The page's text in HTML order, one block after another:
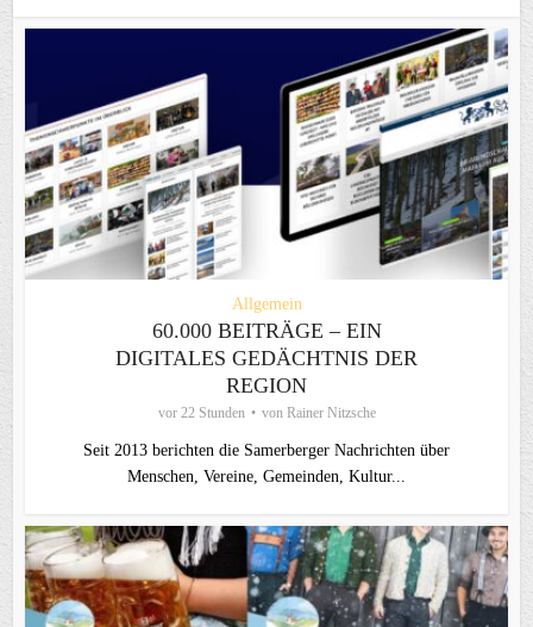
Allgemein
60.000 BEITRÄGE – EIN
DIGITALES GEDÄCHTNIS DER
REGION
vor 22 Stunden von Rainer Nitzsche
Seit 2013 berichten die Samerberger Nachrichten über
Menschen, Vereine, Gemeinden, Kultur...